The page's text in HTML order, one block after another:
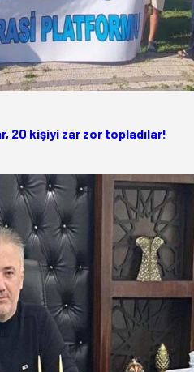
20 kişiyi zar zor topladılar!